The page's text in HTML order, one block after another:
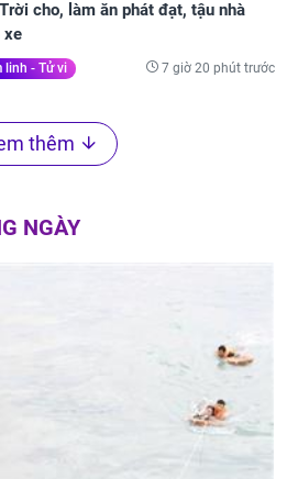
cho, làm ăn phát đạt, tậu nhà
xe
linh - Tử vi 7 giờ 20 phút trước
thêm
NGÀY